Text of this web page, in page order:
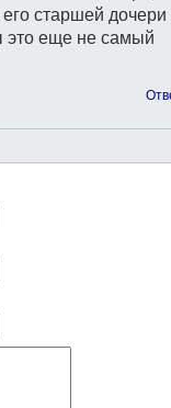
старшей
еще не самый